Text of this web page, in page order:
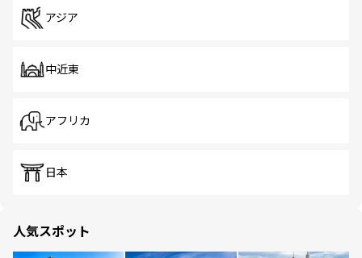
アジア
中近東
アフリカ
日本
人気スポット